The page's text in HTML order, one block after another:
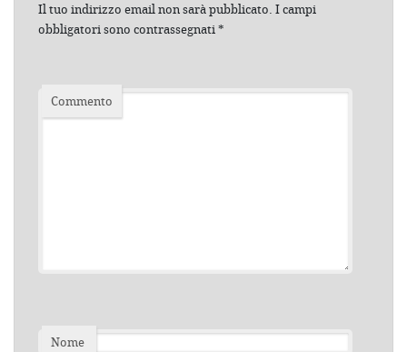
Il tuo indirizzo email non sarà pubblicato. I campi
obbligatori sono contrassegnati*
Commento
Nome